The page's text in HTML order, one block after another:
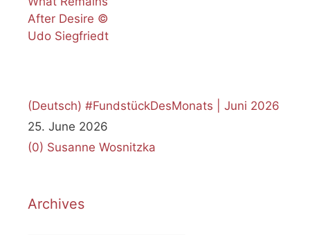
(Deutsch) #FundstückDesMonats | Juni 2026
25. June 2026
(0) Susanne Wosnitzka
Archives